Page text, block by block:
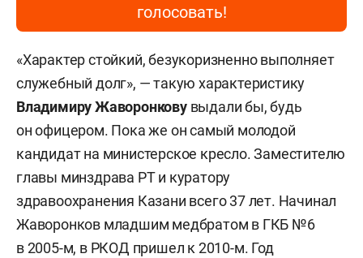
голосовать!
«Характер стойкий, безукоризненно выполняет
служебный долг», — такую характеристику
Владимиру Жаворонковувыдали бы, будь
он офицером. Пока же он самый молодой
кандидат на министерское кресло. Заместителю
главы минздрава РТ и куратору
здравоохранения Казани всего 37 лет. Начинал
Жаворонков младшим медбратом в ГКБ №6
в 2005-м, в РКОД пришел к 2010-м. Год